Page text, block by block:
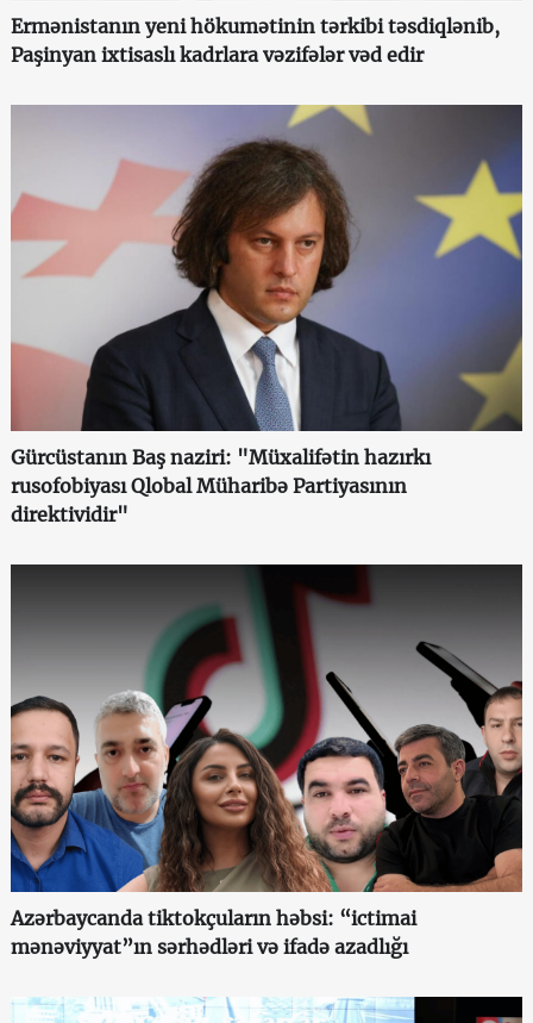
Ermənistanın yeni hökumətinin tərkibi təsdiqlənib,
Paşinyan ixtisaslı kadrlara vəzifələr vəd edir
Gürcüstanın Baş naziri: "Müxalifətin hazırkı
rusofobiyası Qlobal Müharibə Partiyasının
direktividir"
Azərbaycanda tiktokçuların həbsi: “ictimai
mənəviyyat”ın sərhədləri və ifadə azadlığı